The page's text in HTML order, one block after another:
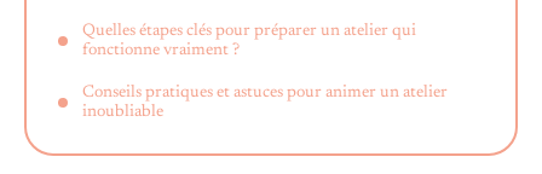
Quelles étapes clés pour préparer un atelier qui
fonctionne vraiment ?
Conseils pratiques et astuces pour animer un atelier
inoubliable